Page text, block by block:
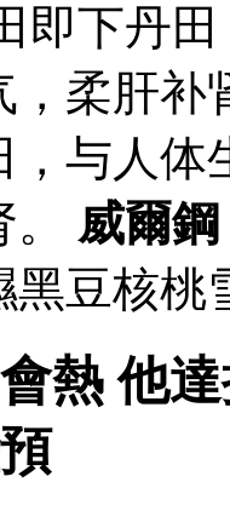
即下丹
，柔肝补
，与人
威爾鋼
黑豆核
熱 他